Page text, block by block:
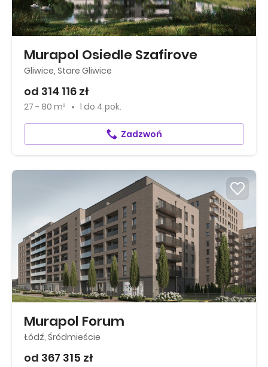
Murapol Osiedle Szafirove
Gliwice, Stare Gliwice
od 314 116 zł
27 - 80 m² 1 do 4 pok.
Zadzwoń
Murapol Forum
Łódź, Śródmieście
od 367 315 zł